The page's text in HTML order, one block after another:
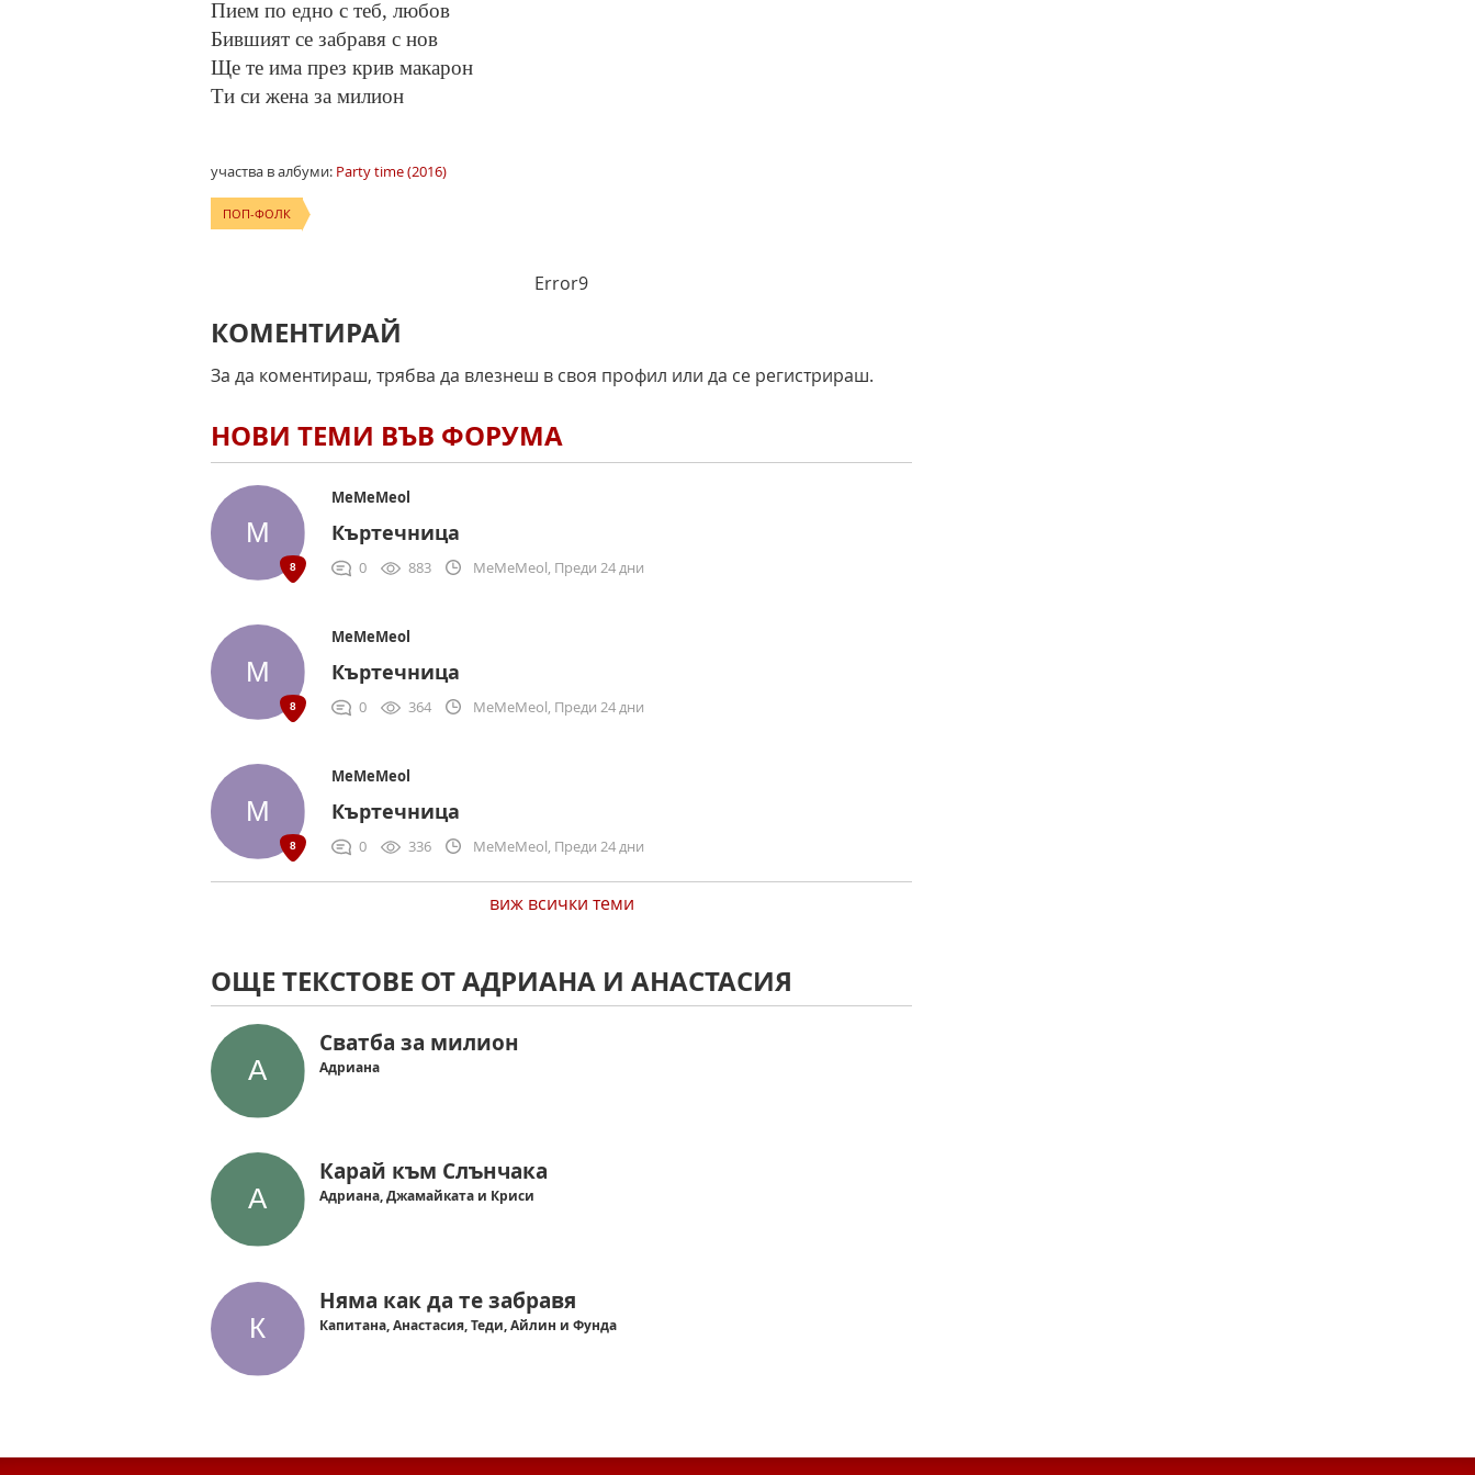
Пием по едно с теб, любов
Бившият се забравя с нов
Ще те има през крив макарон
Ти си жена за милион
участва в албуми: Party time (2016)
ПОП-ФОЛК
Error9
КОМЕНТИРАЙ
За да коментираш, трябва да влезнеш в своя профил или да се регистрираш.
НОВИ ТЕМИ ВЪВ ФОРУМА
MeMeMeol
Къртечница
0 883 MeMeMeol, Преди 24 дни
MeMeMeol
Къртечница
0 364 MeMeMeol, Преди 24 дни
MeMeMeol
Къртечница
0 336 MeMeMeol, Преди 24 дни
виж всички теми
ОЩЕ ТЕКСТОВЕ ОТ АДРИАНА И АНАСТАСИЯ
Сватба за милион
Адриана
Карай към Слънчака
Адриана, Джамайката и Криси
Няма как да те забравя
Капитана, Анастасия, Теди, Айлин и Фунда